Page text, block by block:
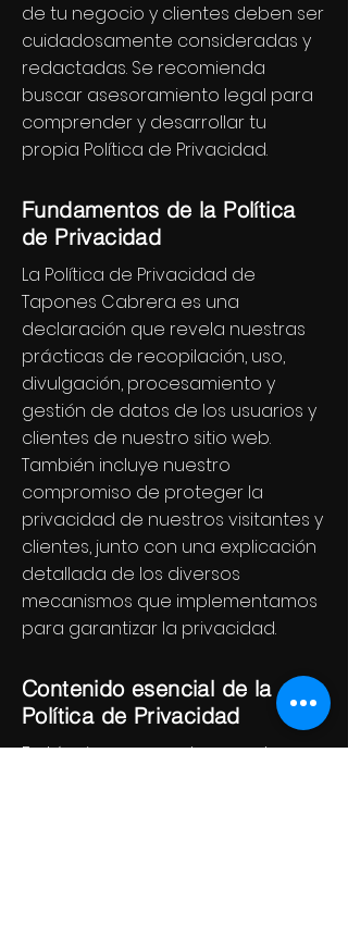
de tu negocio y clientes deben ser
cuidadosamente consideradas y
redactadas. Se recomienda
buscar asesoramiento legal para
comprender y desarrollar tu
propia Política de Privacidad.
Fundamentos de la Política
de Privacidad
La Política de Privacidad de
Tapones Cabrera es una
declaración que revela nuestras
prácticas de recopilación, uso,
divulgación, procesamiento y
gestión de datos de los usuarios y
clientes de nuestro sitio web.
También incluye nuestro
compromiso de proteger la
privacidad de nuestros visitantes y
clientes, junto con una explicación
detallada de los diversos
mecanismos que implementamos
para garantizar la privacidad.
Contenido esencial de la
Política de Privacidad
En términos generales, nuestra